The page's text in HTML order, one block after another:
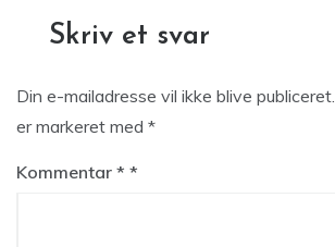
Skriv et svar
Din e-mailadresse vil ikke blive publiceret.
er markeret med *
Kommentar *